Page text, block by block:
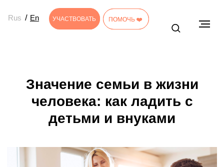
Rus En
/ ПОМОЧЬ ❤️
УЧАСТВОВАТЬ ПОМОЧЬ ❤️
УЧАСТВОВАТЬ
Значение семьи в жизни
человека: как ладить с
детьми и внуками